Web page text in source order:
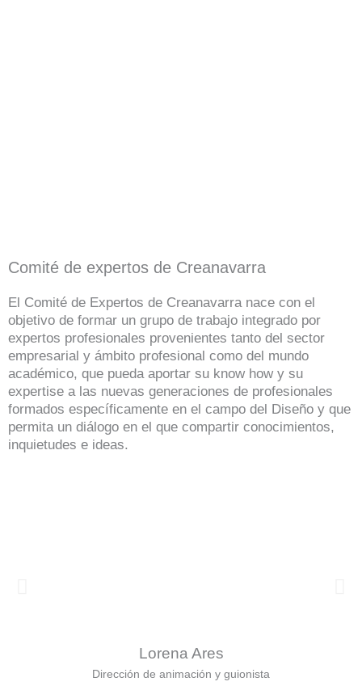
Comité de expertos de Creanavarra
El Comité de Expertos de Creanavarra nace con el
objetivo de formar un grupo de trabajo integrado por
expertos profesionales provenientes tanto del sector
empresarial y ámbito profesional como del mundo
académico, que pueda aportar su know how y su
expertise a las nuevas generaciones de profesionales
formados específicamente en el campo del Diseño y que
permita un diálogo en el que compartir conocimientos,
inquietudes e ideas.
Lorena Ares
Dirección de animación y guionista